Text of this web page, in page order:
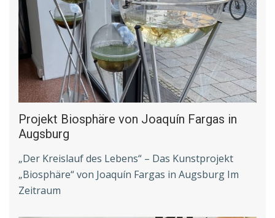
Projekt Biosphäre von Joaquín Fargas in
Augsburg
„Der Kreislauf des Lebens“ – Das Kunstprojekt
„Biosphäre“ von Joaquín Fargas in Augsburg Im
Zeitraum